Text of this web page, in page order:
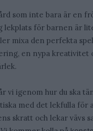
som inte bara är en
lekplats för barnen är
mixa den perfekta
en nypa kreativitet
vi igenom hur du ska
med det lekfulla för
skratt och lekar vävs